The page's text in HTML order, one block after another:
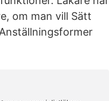
om man vill Sätt